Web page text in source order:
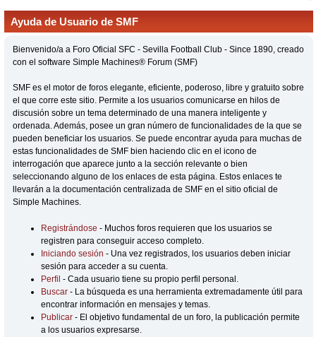
Ayuda de Usuario de SMF
Bienvenido/a a Foro Oficial SFC - Sevilla Football Club - Since 1890, creado
con el software Simple Machines® Forum (SMF)
SMF es el motor de foros elegante, eficiente, poderoso, libre y gratuito sobre
el que corre este sitio. Permite a los usuarios comunicarse en hilos de
discusión sobre un tema determinado de una manera inteligente y
ordenada. Además, posee un gran número de funcionalidades de la que se
pueden beneficiar los usuarios. Se puede encontrar ayuda para muchas de
estas funcionalidades de SMF bien haciendo clic en el icono de
interrogación que aparece junto a la sección relevante o bien
seleccionando alguno de los enlaces de esta página. Estos enlaces te
llevarán a la documentación centralizada de SMF en el sitio oficial de
Simple Machines.
Registrándose - Muchos foros requieren que los usuarios se
registren para conseguir acceso completo.
Iniciando sesión - Una vez registrados, los usuarios deben iniciar
sesión para acceder a su cuenta.
Perfil - Cada usuario tiene su propio perfil personal.
Buscar - La búsqueda es una herramienta extremadamente útil para
encontrar información en mensajes y temas.
Publicar - El objetivo fundamental de un foro, la publicación permite
a los usuarios expresarse.